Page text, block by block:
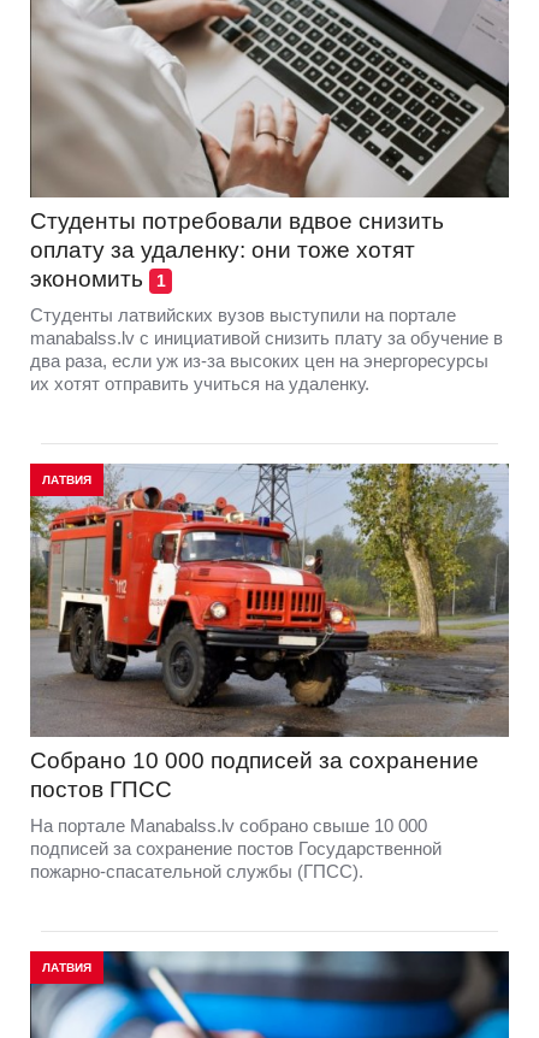
Студенты потребовали вдвое снизить
оплату за удаленку: они тоже хотят
экономить
1
Студенты латвийских вузов выступили на портале
manabalss.lv с инициативой снизить плату за обучение в
два раза, если уж из-за высоких цен на энергоресурсы
их хотят отправить учиться на удаленку.
ЛАТВИЯ
Собрано 10 000 подписей за сохранение
постов ГПСС
На портале Manabalss.lv собрано свыше 10 000
подписей за сохранение постов Государственной
пожарно-спасательной службы (ГПСС).
ЛАТВИЯ